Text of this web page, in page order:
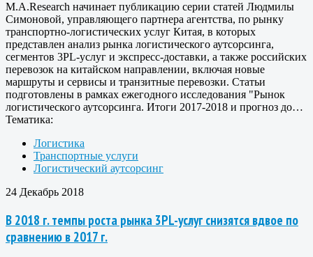
M.A.Research начинает публикацию серии статей Людмилы
Симоновой, управляющего партнера агентства, по рынку
транспортно-логистических услуг Китая, в которых
представлен анализ рынка логистического аутсорсинга,
сегментов 3PL-услуг и экспресс-доставки, а также российских
перевозок на китайском направлении, включая новые
маршруты и сервисы и транзитные перевозки. Статьи
подготовлены в рамках ежегодного исследования "Рынок
логистического аутсорсинга. Итоги 2017-2018 и прогноз до…
Тематика:
Логистика
Транспортные услуги
Логистический аутсорсинг
24 Декабрь 2018
В 2018 г. темпы роста рынка 3PL-услуг снизятся вдвое по
сравнению в 2017 г.